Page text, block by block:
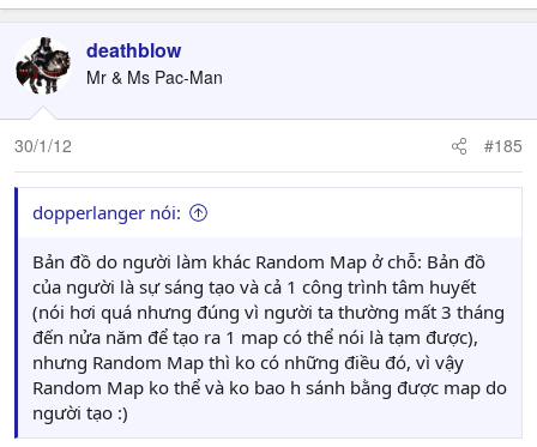
deathblow
Mr & Ms Pac-Man
30/1/12 #185
dopperlanger nói:
Bản đồ do người làm khác Random Map ở chỗ: Bản đồ
của người là sự sáng tạo và cả 1 công trình tâm huyết
(nói hơi quá nhưng đúng vì người ta thường mất 3 tháng
đến nửa năm để tạo ra 1 map có thể nói là tạm được),
nhưng Random Map thì ko có những điều đó, vì vậy
Random Map ko thể và ko bao h sánh bằng được map do
người tạo :)